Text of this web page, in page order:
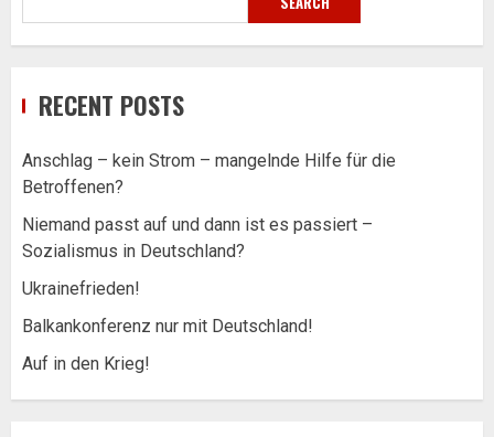
RECENT POSTS
Anschlag – kein Strom – mangelnde Hilfe für die
Betroffenen?
Niemand passt auf und dann ist es passiert –
Sozialismus in Deutschland?
Ukrainefrieden!
Balkankonferenz nur mit Deutschland!
Auf in den Krieg!